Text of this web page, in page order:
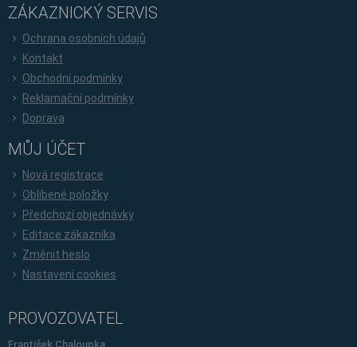
ZÁKAZNICKÝ SERVIS
Ochrana osobních údajů
Kontakt
Obchodní podmínky
Reklamační podmínky
Doprava
MŮJ ÚČET
Nová registrace
Oblíbené položky
Předchozí objednávky
Editace zákazníka
Změnit heslo
Nastavení cookies
PROVOZOVATEL
František Chaloupka